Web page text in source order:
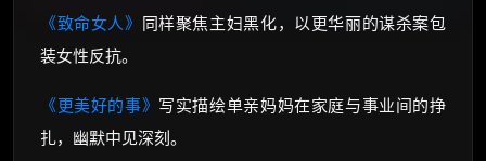
《致命女人》 同样聚焦主妇黑化，以更华丽的谋杀案包
装女性反抗。
《更美好的事》 写实描绘单亲妈妈在家庭与事业间的挣
扎，幽默中见深刻。